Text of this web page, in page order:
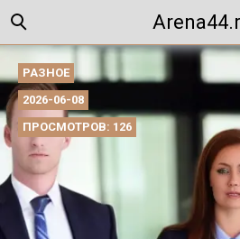
РАЗНОЕ
2026-06-08
ПРОСМОТРОВ: 126